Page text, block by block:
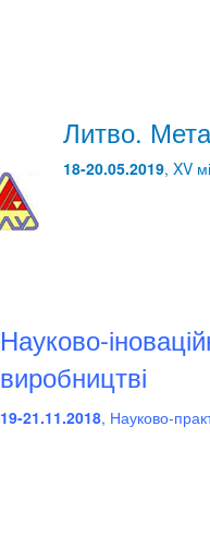
Литво.
18-20.05.2019, XV
Науково-
виробництві
19-21.11.2018, Науково-